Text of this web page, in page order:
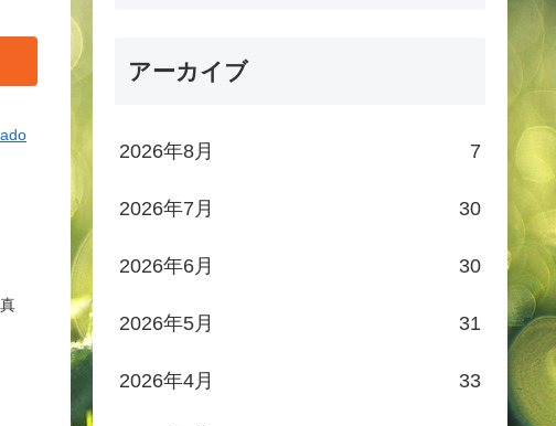
アーカイブ
2026年8月 7
2026年7月 30
2026年6月 30
2026年5月 31
2026年4月 33